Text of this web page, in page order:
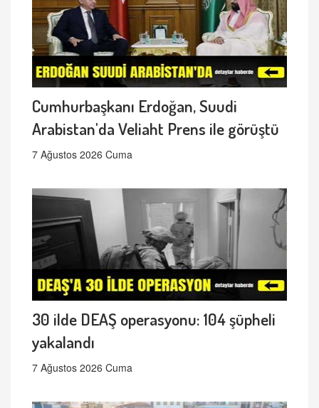
Cumhurbaşkanı Erdoğan, Suudi
Arabistan'da Veliaht Prens ile görüştü
7 Ağustos 2026 Cuma
30 ilde DEAŞ operasyonu: 104 şüpheli
yakalandı
7 Ağustos 2026 Cuma